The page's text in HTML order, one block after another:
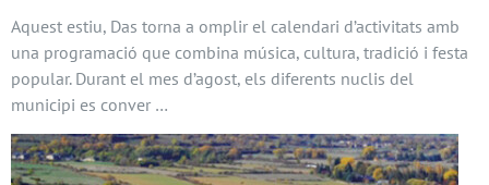
Aquest estiu, Das torna a omplir el calendari d’activitats amb
una programació que combina música, cultura, tradició i festa
popular. Durant el mes d’agost, els diferents nuclis del
municipi es conver …